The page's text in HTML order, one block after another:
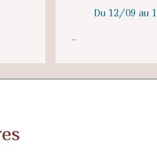
Du 12/09 au
...